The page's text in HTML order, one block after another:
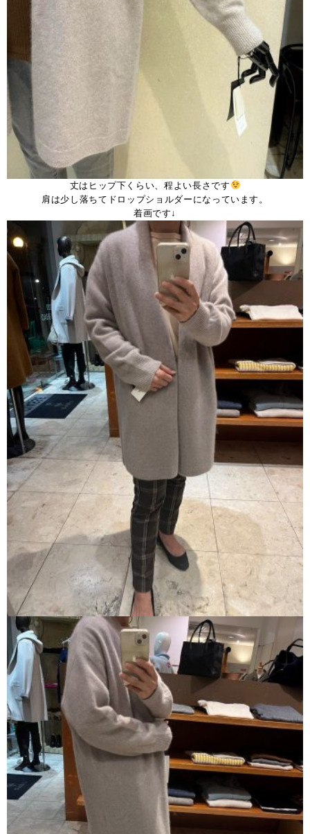
丈はヒップ下くらい、程よい長さです
肩は少し落ちてドロップショルダーになっています。
着画です↓